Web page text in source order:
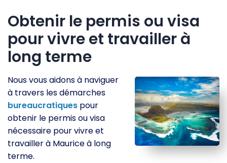
Obtenir le permis ou visa
pour vivre et travailler à
long terme
Nous vous aidons à naviguer
à travers les démarches
bureaucratiques pour
obtenir le permis ou visa
nécessaire pour vivre et
travailler à Maurice à long
terme.